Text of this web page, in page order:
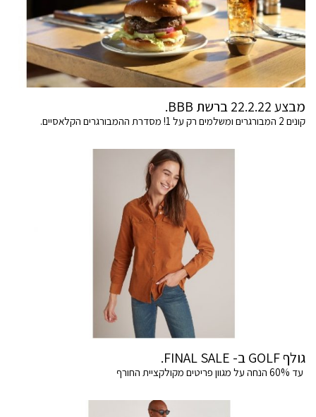
מבצע 22.2.22 ברשת BBB.
קונים 2 המבורגרים ומשלמים רק על 1! מסדרת ההמבורגרים הקלאסיים.
גולף GOLF ב- FINAL SALE.
עד 60% הנחה על מגוון פריטים מקולקציית החורף